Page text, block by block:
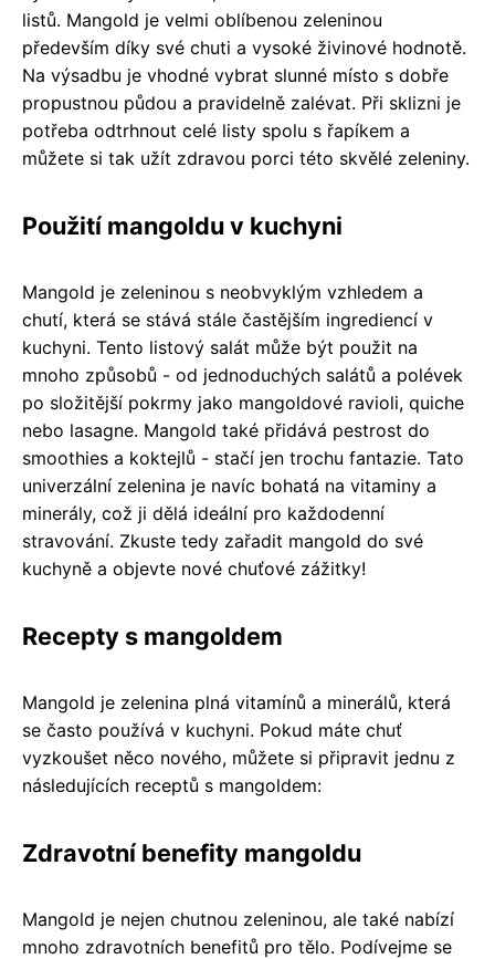
listů. Mangold je velmi oblíbenou zeleninou
především díky své chuti a vysoké živinové hodnotě.
Na výsadbu je vhodné vybrat slunné místo s dobře
propustnou půdou a pravidelně zalévat. Při sklizni je
potřeba odtrhnout celé listy spolu s řapíkem a
můžete si tak užít zdravou porci této skvělé zeleniny.
Použití mangoldu v kuchyni
Mangold je zeleninou s neobvyklým vzhledem a
chutí, která se stává stále častějším ingrediencí v
kuchyni. Tento listový salát může být použit na
mnoho způsobů - od jednoduchých salátů a polévek
po složitější pokrmy jako mangoldové ravioli, quiche
nebo lasagne. Mangold také přidává pestrost do
smoothies a koktejlů - stačí jen trochu fantazie. Tato
univerzální zelenina je navíc bohatá na vitaminy a
minerály, což ji dělá ideální pro každodenní
stravování. Zkuste tedy zařadit mangold do své
kuchyně a objevte nové chuťové zážitky!
Recepty s mangoldem
Mangold je zelenina plná vitamínů a minerálů, která
se často používá v kuchyni. Pokud máte chuť
vyzkoušet něco nového, můžete si připravit jednu z
následujících receptů s mangoldem:
Zdravotní benefity mangoldu
Mangold je nejen chutnou zeleninou, ale také nabízí
mnoho zdravotních benefitů pro tělo. Podívejme se